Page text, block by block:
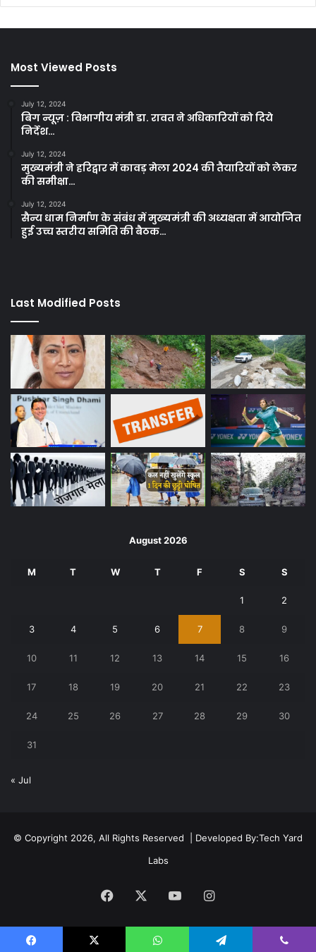
Most Viewed Posts
July 12, 2024
बिग न्यूज़ : विभागीय मंत्री डा. रावत ने अधिकारियों को दिये
निर्देश…
July 12, 2024
मुख्यमंत्री ने हरिद्वार में कावड़ मेला 2024 की तैयारियों को लेकर
की समीक्षा…
July 12, 2024
सैन्य धाम निर्माण के संबंध में मुख्यमंत्री की अध्यक्षता में आयोजित
हुई उच्च स्तरीय समिति की बैठक…
Last Modified Posts
August 2026
M T W T F S S
1 2
3 4 5 6 7 8 9
10 11 12 13 14 15 16
17 18 19 20 21 22 23
24 25 26 27 28 29 30
31
« Jul
© Copyright 2026, All Rights Reserved | Developed By:Tech Yard
Labs
Facebook YouTubeInstagram